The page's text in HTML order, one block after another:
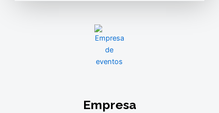
Empresa